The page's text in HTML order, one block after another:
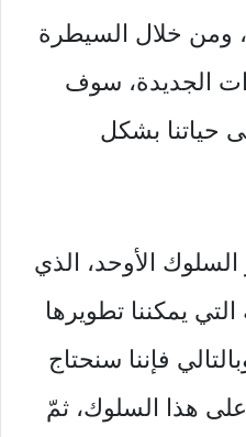
ومن خلال السيطرة
الجديدة، سوف
حياتنا بشكل
السلوك الأوحد، الذي
يمكننا تطويرها
فإننا سنحتاج
هذا السلوك، ثمّ